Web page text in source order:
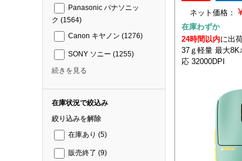
Panasonic パナソニッ
ク (1564)
Canon キヤノン (1276)
SONY ソニー (1255)
続きを見る
在庫状況で絞込み
絞り込みを解除
在庫あり (5)
販売終了 (9)
ネット価格：
在庫わずか
24時間以内に出
37ｇ軽量 最大
応 32000DPI